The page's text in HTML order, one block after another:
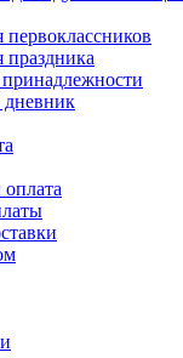
первоклассников
праздника